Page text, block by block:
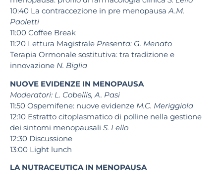
10:40 La contraccezione in pre menopausaA.M.
Paoletti
11:00 Coffee Break
11:20 Lettura Magistrale Presenta: G. Menato
Terapia Ormonale sostitutiva: tra tradizione e
innovazione N. Biglia
NUOVE EVIDENZE IN MENOPAUSA
Moderatori: L. Cobellis, A. Pasi
11:50 Ospemifene: nuove evidenze M.C. Meriggiola
12:10 Estratto citoplasmatico di polline nella gestione
dei sintomi menopausali S. Lello
12:30 Discussione
13:00 Light lunch
LA NUTRACEUTICA IN MENOPAUSA